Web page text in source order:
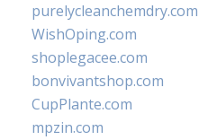
purelycleanchemdry.com
WishOping.com
shoplegacee.com
bonvivantshop.com
CupPlante.com
mpzin.com